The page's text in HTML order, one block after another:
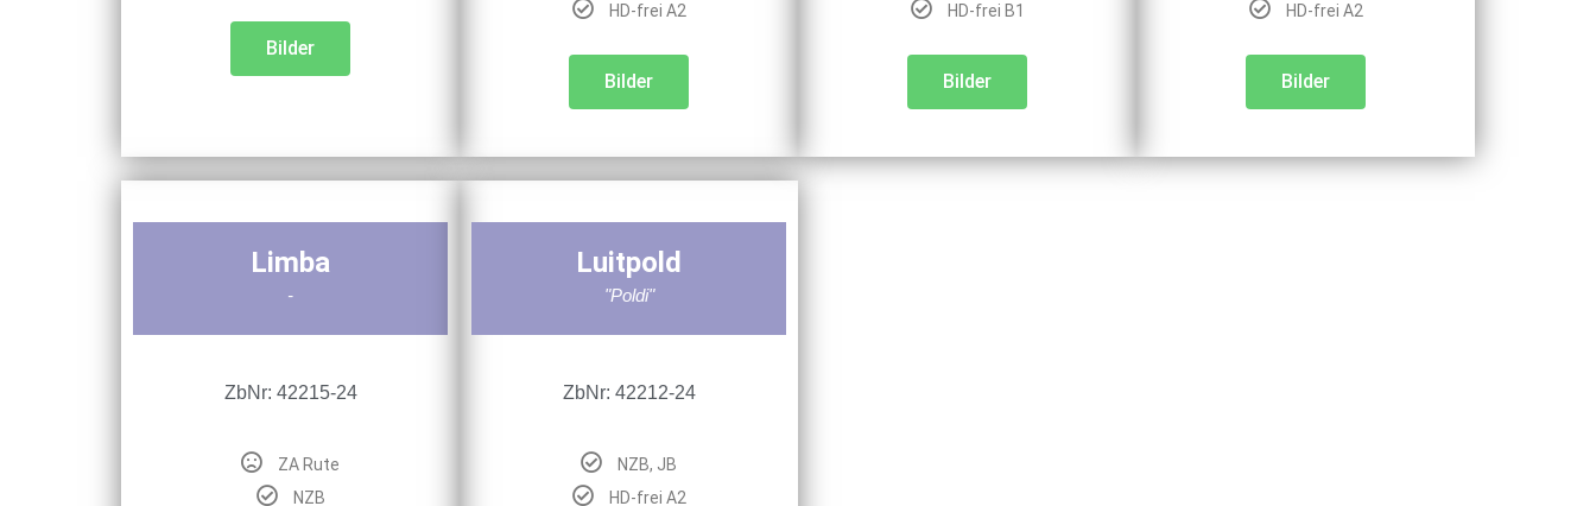
Bilder
HD-frei A2
Bilder
HD-frei B1
Bilder
HD-frei A2
Bilder
Limba
-
ZbNr: 42215-24
ZA Rute
NZB
Luitpold
"Poldi"
ZbNr: 42212-24
NZB, JB
HD-frei A2